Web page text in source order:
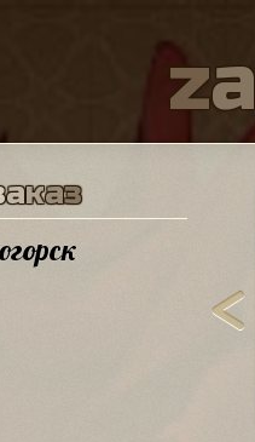
za
аказ